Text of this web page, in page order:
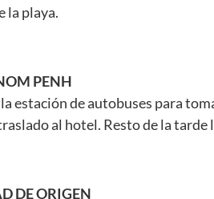
la playa.
PENH
estación de autobuses para
al hotel. Resto de la tarde
DE ORIGEN